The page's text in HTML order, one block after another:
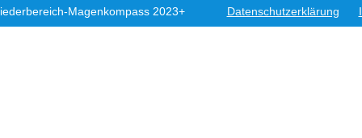
-Magenkompass 2023+ Datenschutzerklärung